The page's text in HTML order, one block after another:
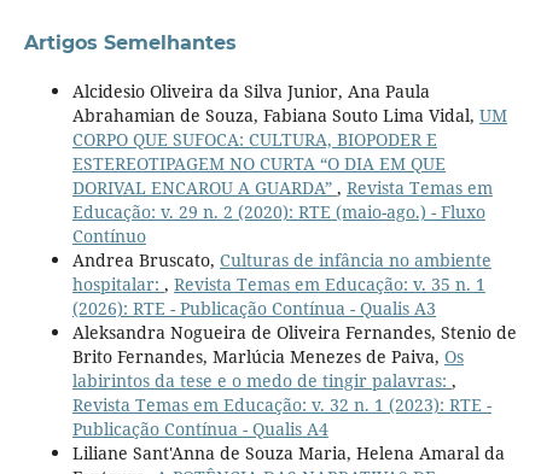
Artigos Semelhantes
Alcidesio Oliveira da Silva Junior, Ana Paula
Abrahamian de Souza, Fabiana Souto Lima Vidal, UM
CORPO QUE SUFOCA: CULTURA, BIOPODER E
ESTEREOTIPAGEM NO CURTA “O DIA EM QUE
DORIVAL ENCAROU A GUARDA” , Revista Temas em
Educação: v. 29 n. 2 (2020): RTE (maio-ago.) - Fluxo
Contínuo
Andrea Bruscato, Culturas de infância no ambiente
hospitalar: , Revista Temas em Educação: v. 35 n. 1
(2026): RTE - Publicação Contínua - Qualis A3
Aleksandra Nogueira de Oliveira Fernandes, Stenio de
Brito Fernandes, Marlúcia Menezes de Paiva, Os
labirintos da tese e o medo de tingir palavras: ,
Revista Temas em Educação: v. 32 n. 1 (2023): RTE -
Publicação Contínua - Qualis A4
Liliane Sant'Anna de Souza Maria, Helena Amaral da